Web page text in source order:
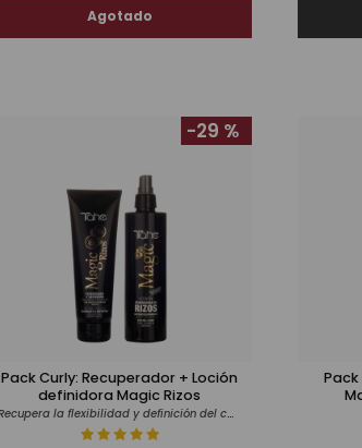
Pack Curly: Recuperador + Loción
definidora Magic Rizos
Recupera la flexibilidad y definición del cabello rizado
-29 %
Pack